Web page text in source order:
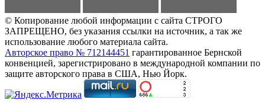
© Копирование любой информации с сайта СТРОГО
ЗАПРЕЩЕНО, без указания ссылки на источник, а так же
использование любого материала сайта.
Авторское право № 712144451 гарантированное Бернской
конвенцией, зарегистрировано в международной компании по
защите авторского права в США, Нью Йорк.